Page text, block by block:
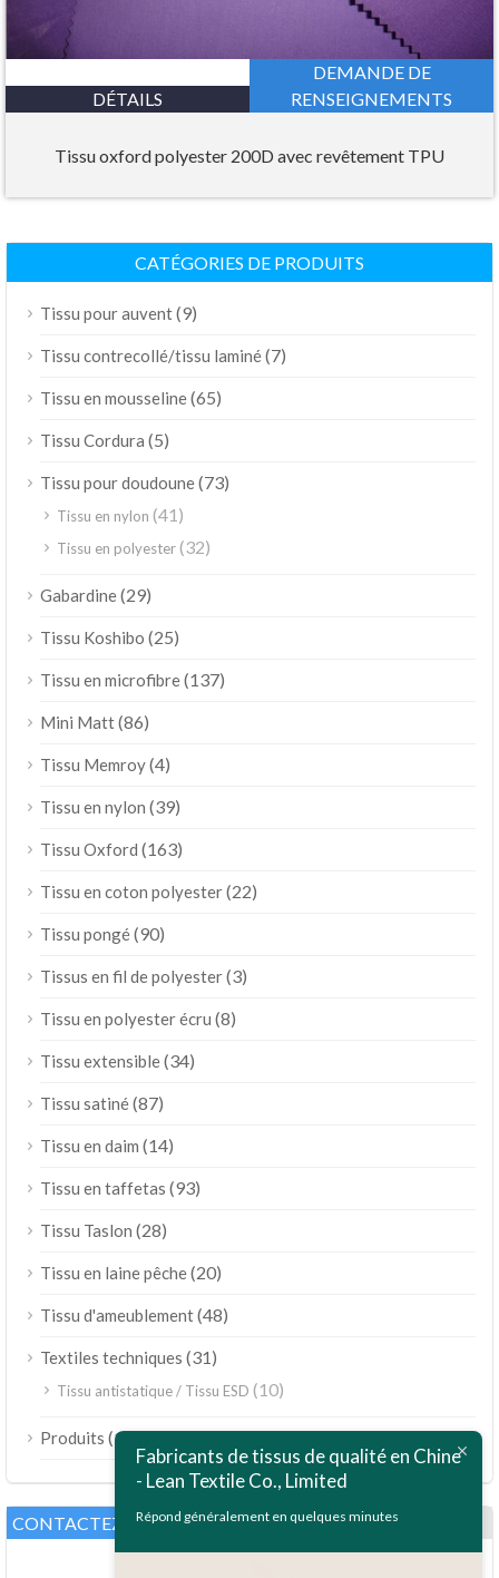
DÉTAILS
DEMANDE DE
RENSEIGNEMENTS
Tissu oxford polyester 200D avec revêtement TPU
CATÉGORIES DE PRODUITS
Tissu pour auvent(9)
Tissu contrecollé/tissu laminé(7)
Tissu en mousseline(65)
Tissu Cordura (5)
Tissu pour doudoune(73)
Tissu en nylon (41)
Tissu en polyester(32)
Gabardine(29)
Tissu Koshibo (25)
Tissu en microfibre(137)
Mini Matt(86)
Tissu Memroy(4)
Tissu en nylon (39)
Tissu Oxford (163)
Tissu en coton polyester(22)
Tissu pongé(90)
Tissus en fil de polyester(3)
Tissu en polyester écru (8)
Tissu extensible(34)
Tissu satiné(87)
Tissu en daim (14)
Tissu en taffetas (93)
Tissu Taslon (28)
Tissu en laine pêche(20)
Tissu d'ameublement(48)
Textiles techniques (31)
Tissu antistatique / Tissu ESD (10)
Produits (189)
CONTACTEZ-NOUS
Fabricants de tissus de qualité en Chine
- Lean Textile Co., Limited
Répond généralement en quelques minutes
العربية
Bahasa Indonesia
Polski
Bahasa Melayu